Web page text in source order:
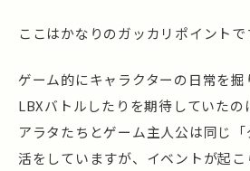
ここはかなりのガッカリポイントで
ゲーム的にキャラクターの日常を
LBXバトルしたりを期待していたの
アラタたちとゲーム主人公は同じ
活をしていますが、イベントが起